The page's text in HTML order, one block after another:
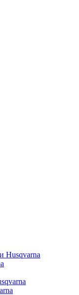
Husqvarna